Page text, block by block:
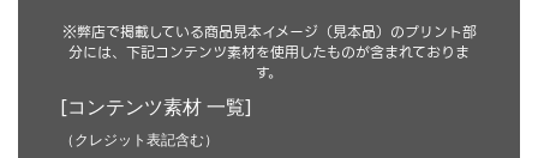
※弊店で掲載している商品見本イメージ（見本品）のプリント部
分には、下記コンテンツ素材を使用したものが含まれておりま
す。
[コンテンツ素材 一覧]
（クレジット表記含む）